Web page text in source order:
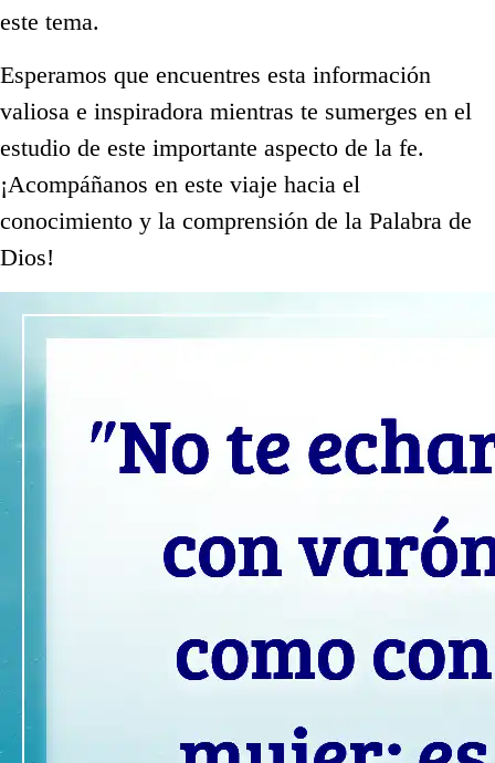
este tema.
Esperamos que encuentres esta información
valiosa e inspiradora mientras te sumerges en el
estudio de este importante aspecto de la fe.
¡Acompáñanos en este viaje hacia el
conocimiento y la comprensión de la Palabra de
Dios!